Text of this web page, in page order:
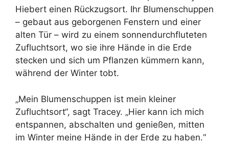
Hiebert einen Rückzugsort. Ihr Blumenschuppen
– gebaut aus geborgenen Fenstern und einer
alten Tür – wird zu einem sonnendurchfluteten
Zufluchtsort, wo sie ihre Hände in die Erde
stecken und sich um Pflanzen kümmern kann,
während der Winter tobt.
„Mein Blumenschuppen ist mein kleiner
Zufluchtsort“, sagt Tracey. „Hier kann ich mich
entspannen, abschalten und genießen, mitten
im Winter meine Hände in der Erde zu haben.“